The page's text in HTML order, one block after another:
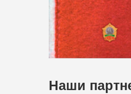
Наши